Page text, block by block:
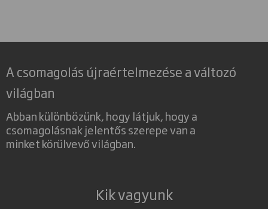
A csomagolás újraértelmezése a változó
világban
Abban különbözünk, hogy látjuk, hogy a
csomagolásnak jelentős szerepe van a
minket körülvevő világban.
Kik vagyunk